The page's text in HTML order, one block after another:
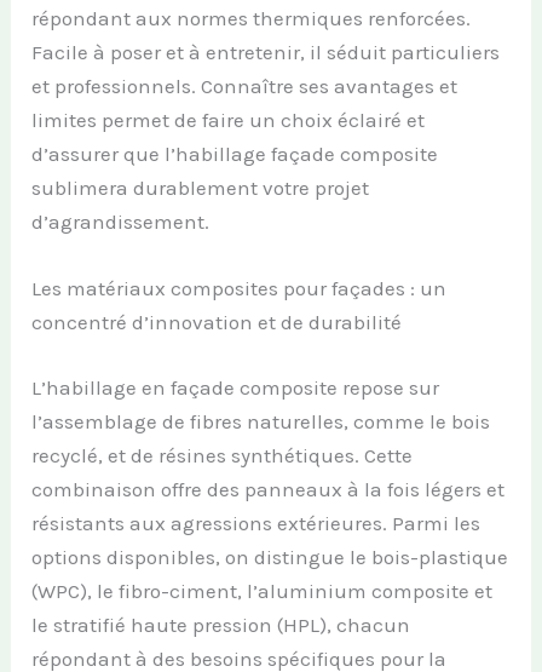
répondant aux normes thermiques renforcées.
Facile à poser et à entretenir, il séduit particuliers
et professionnels. Connaître ses avantages et
limites permet de faire un choix éclairé et
d’assurer que l’habillage façade composite
sublimera durablement votre projet
d’agrandissement.
Les matériaux composites pour façades : un
concentré d’innovation et de durabilité
L’habillage en façade composite repose sur
l’assemblage de fibres naturelles, comme le bois
recyclé, et de résines synthétiques. Cette
combinaison offre des panneaux à la fois légers et
résistants aux agressions extérieures. Parmi les
options disponibles, on distingue le bois-plastique
(WPC), le fibro-ciment, l’aluminium composite et
le stratifié haute pression (HPL), chacun
répondant à des besoins spécifiques pour la